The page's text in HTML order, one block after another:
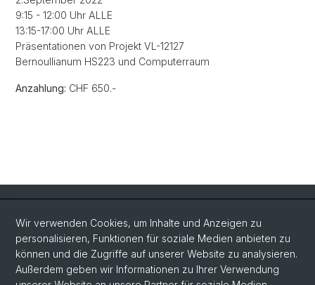
9:15 - 12:00 Uhr ALLE
13:15-17:00 Uhr ALLE
Präsentationen von Projekt VL-12127
Bernoullianum HS223 und Computerraum
Anzahlung: CHF 650.-
Quick Links
Kontakt
Wir verwenden Cookies, um Inhalte und Anzeigen zu
personalisieren, Funktionen für soziale Medien anbieten zu
können und die Zugriffe auf unserer Website zu analysieren.
Außerdem geben wir Informationen zu Ihrer Verwendung